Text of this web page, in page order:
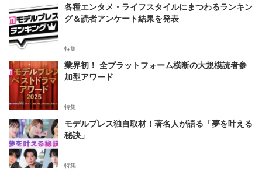
各種エンタメ・ライフスタイルにまつわるランキン
グ＆読者アンケート結果を発表
特集
業界初！ 全プラットフォーム横断の大規模読者参
加型アワード
特集
モデルプレス独自取材！著名人が語る「夢を叶える
秘訣」
特集